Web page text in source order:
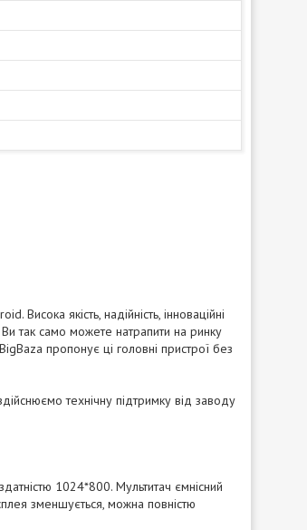
Висока якість, надійність, інноваційні
так само можете натрапити на ринку
пропонує ці головні пристрої без
технічну підтримку від заводу
1024*800. Мультитач ємнісний
зменшується, можна повністю